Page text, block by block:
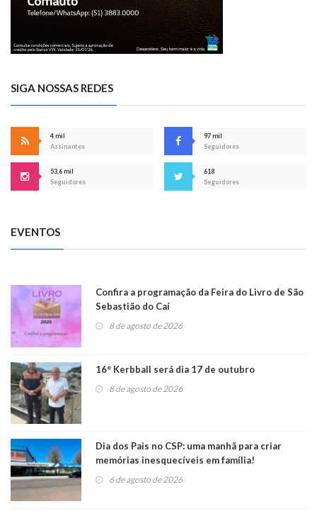
SIGA NOSSAS REDES
4 mil
Assinantes
97 mil
Seguidores
53,6 mil
Seguidores
618
Seguidores
EVENTOS
Confira a programação da Feira do Livro de São
Sebastião do Caí
8 de agosto de 2026
16° Kerbball será dia 17 de outubro
8 de agosto de 2026
Dia dos Pais no CSP: uma manhã para criar
memórias inesquecíveis em família!
6 de agosto de 2026